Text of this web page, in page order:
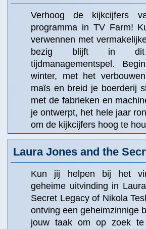
Verhoog de kijkcijfers
programma in TV Farm!
verwennen met
bezig blijft in dit
tijdmanagementspel.
winter, met het
maïs en breid je boerderij
met de fabrieken en
je ontwerpt, het hele jaar
om de kijkcijfers hoog te
Laura Jones and the
Kun jij helpen bij het
geheime uitvinding in
Secret Legacy of Nikola
ontving een geheimzinnige
jouw taak om op zoek